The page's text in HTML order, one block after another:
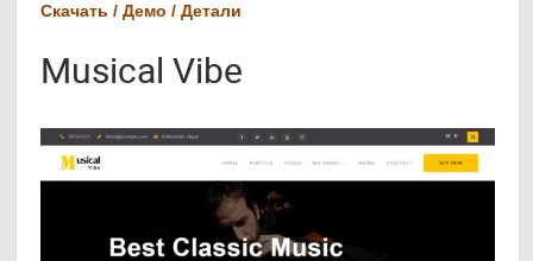
Скачать / Демо / Детали
Musical Vibe